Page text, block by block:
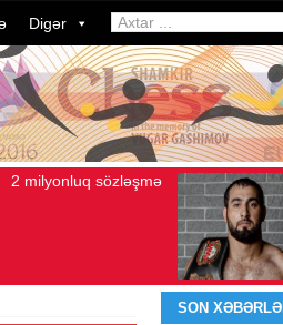
Digər
Azərbaycan
idmançılarının
dələduzluq
davam edir.
ildə bu, ənənəyə
çevrilib…
Baxış sayı:
Avqust 04, 2026
SON